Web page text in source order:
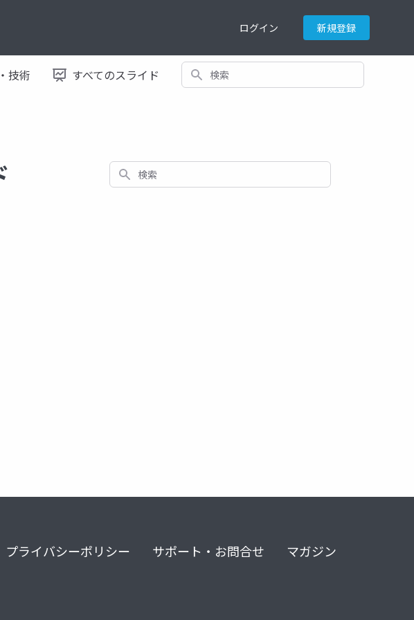
ログイン 新規登録
技術 すべてのスライド 検索
検索
プライバシーポリシー サポート・お問合せ マガジン